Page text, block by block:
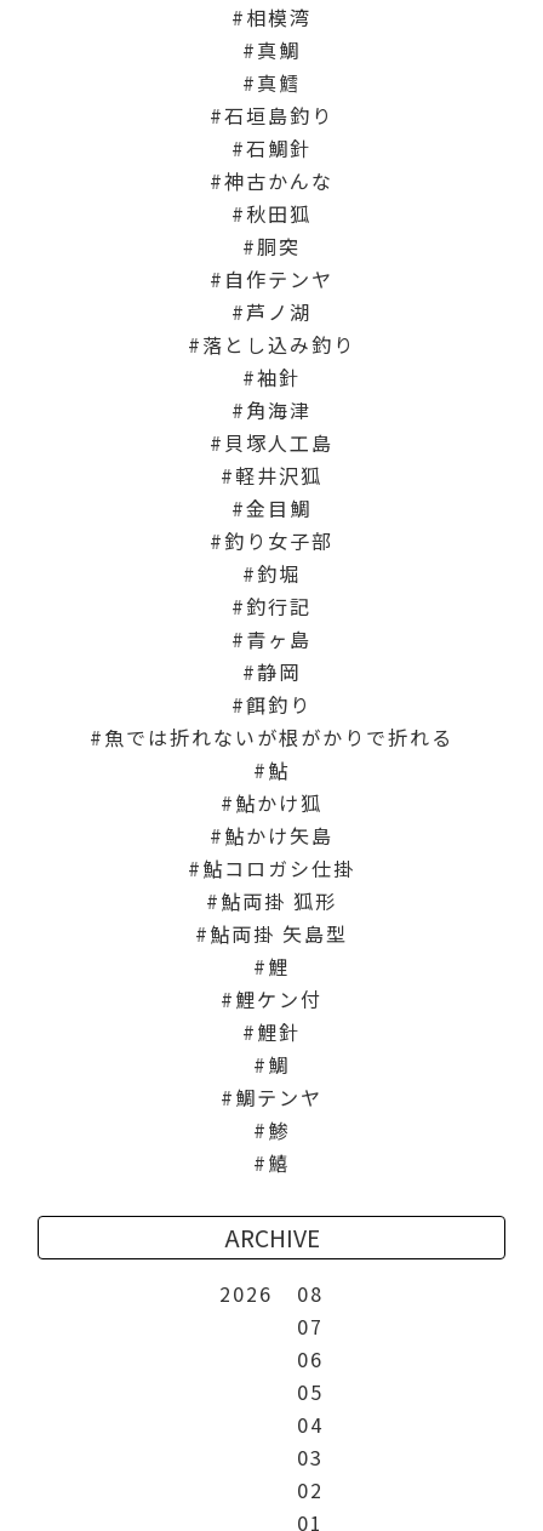
相模湾
真鯛
真鱈
石垣島釣り
石鯛針
神古かんな
秋田狐
胴突
自作テンヤ
芦ノ湖
落とし込み釣り
袖針
角海津
貝塚人工島
軽井沢狐
金目鯛
釣り女子部
釣堀
釣行記
青ヶ島
静岡
餌釣り
魚では折れないが根がかりで折れる
鮎
鮎かけ狐
鮎かけ矢島
鮎コロガシ仕掛
鮎両掛 狐形
鮎両掛 矢島型
鯉
鯉ケン付
鯉針
鯛
鯛テンヤ
鯵
鱚
ARCHIVE
2026
08
07
06
05
04
03
02
01